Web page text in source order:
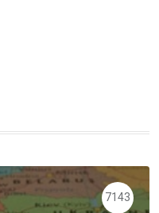
7143